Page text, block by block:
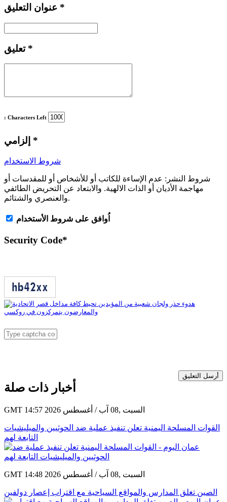
*
تعليق *
: Characters Left
*
شروط الاستخدام
شروط النشر: عدم الإساءة للكاتب أو للأشخاص أو للمقدسات أو
مهاجمة الأديان أو الذات الالهية. والابتعاد عن التحريض الطائفي
والعنصري والشتائم.
اُوافق على شروط الأستخدام
Security Code*
أرسل التعليق
أخبار ذات صلة
GMT 14:57 2026 السبت ,08 آب / أغسطس
القوات المسلحة اليمنية تعلن تنفيذ عملية ضد الحوثيين والميليشيات
التابعة لهم
GMT 14:48 2026 السبت ,08 آب / أغسطس
الصين تغلق المدارس والمواقع السياحية مع اقتراب إعصار دولفين